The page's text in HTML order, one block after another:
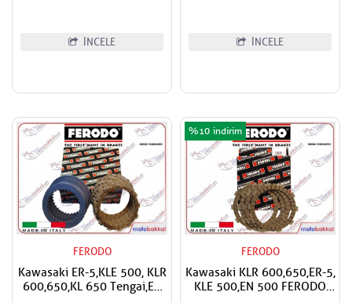
İNCELE İNCELE
FERODO
Kawasaki ER-5,KLE 500, KLR
600,650,KL 650 Tengai,EN
FERODO
Kawasaki KLR 600,650,ER-5,
KLE 500,EN 500 FERODO
%10